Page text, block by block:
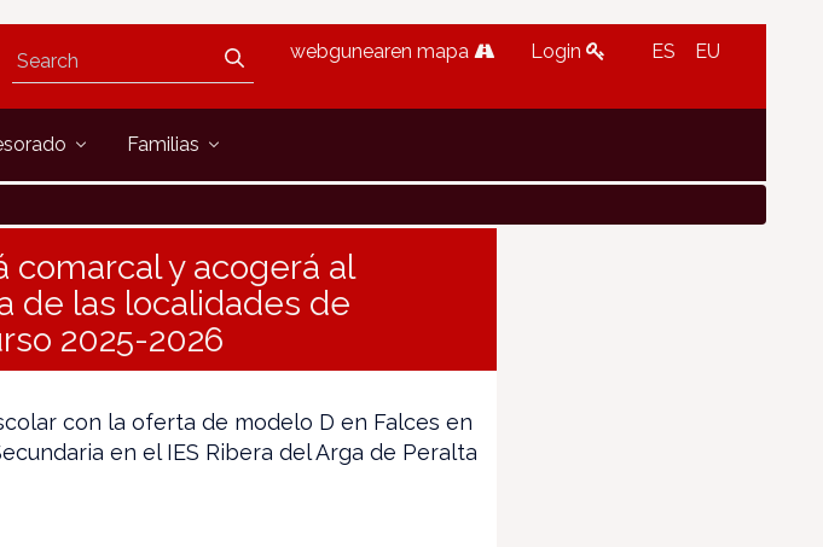
webgunearen mapa Login ES EU
Familias
comarcal y acogerá al
de las localidades de
2025-2026
con la oferta de modelo D en Falces en
en el IES Ribera del Arga de Peralta